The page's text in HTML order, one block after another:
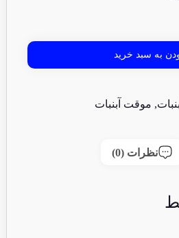
به سبد خرید
, موقت آبنبات
نظرات (0)